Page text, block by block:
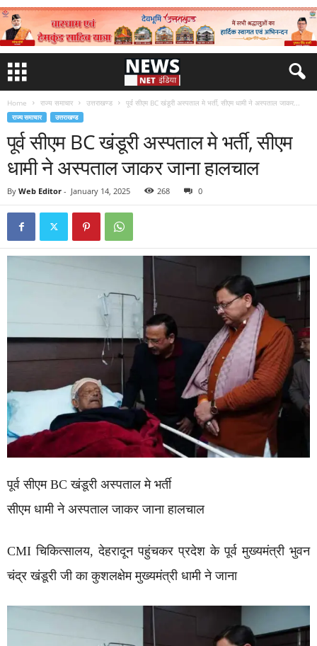
Home राज्य समाचार उत्तराखण्ड पूर्व सीएम BC खंडूरी अस्पताल मे भर्ती, सीएम धामी ने अस्पताल जाकर...
राज्य समाचार उत्तराखण्ड
पूर्व सीएम BC खंडूरी अस्पताल मे भर्ती, सीएम
धामी ने अस्पताल जाकर जाना हालचाल
By Web Editor - January 14, 2025 268 0
पूर्व सीएम BC खंडूरी अस्पताल मे भर्ती
सीएम धामी ने अस्पताल जाकर जाना हालचाल
CMI चिकित्सालय, देहरादून पहुंचकर प्रदेश के पूर्व मुख्यमंत्री भुवन
चंद्र खंडूरी जी का कुशलक्षेम मुख्यमंत्री धामी ने जाना